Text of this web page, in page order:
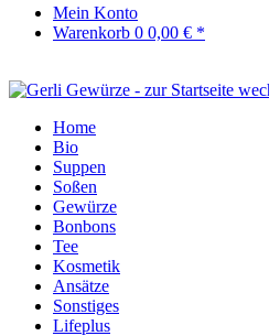
Mein Konto
Warenkorb 0 0,00 € *
Home
Bio
Suppen
Soßen
Gewürze
Bonbons
Tee
Kosmetik
Ansätze
Sonstiges
Lifeplus